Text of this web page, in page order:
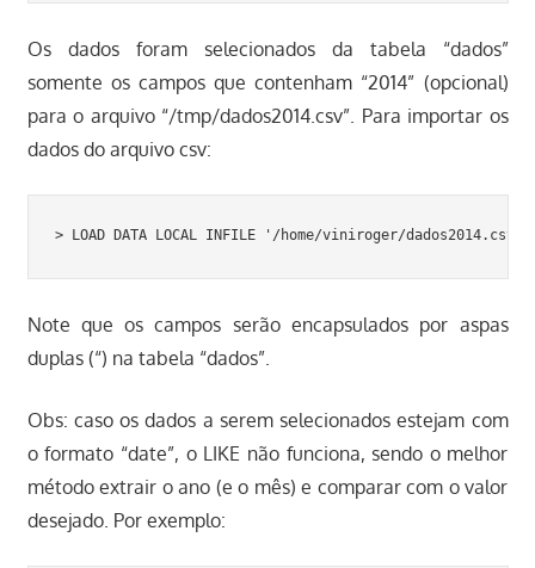
Os dados foram selecionados da tabela “dados”
somente os campos que contenham “2014” (opcional)
para o arquivo “/tmp/dados2014.csv”. Para importar os
dados do arquivo csv:
> LOAD DATA LOCAL INFILE '/home/viniroger/
Note que os campos serão encapsulados por aspas
duplas (“) na tabela “dados”.
Obs: caso os dados a serem selecionados estejam com
o formato “date”, o LIKE não funciona, sendo o melhor
método extrair o ano (e o mês) e comparar com o valor
desejado. Por exemplo: